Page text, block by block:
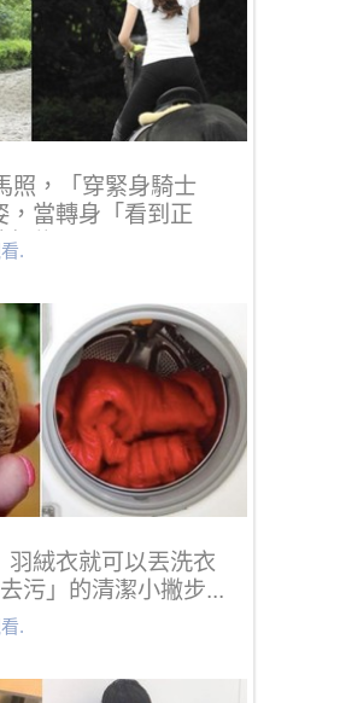
照，「穿緊身騎士
，當轉身「看到正
信！
.
羽絨衣就可以丟洗衣
污」的清潔小撇步...
.